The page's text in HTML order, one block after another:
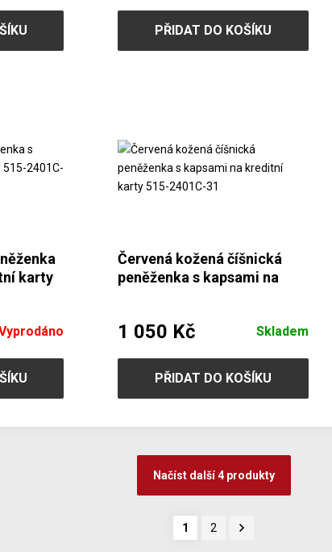
PŘIDAT DO KOŠÍKU
karty
Červená kožená číšnická
peněženka s kapsami na
1 050 Kč Skladem
PŘIDAT DO KOŠÍKU
Načíst další 4 produkty
1 2